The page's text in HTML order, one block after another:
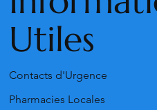
Utiles
Contacts d'Urgence
Pharmacies Locales